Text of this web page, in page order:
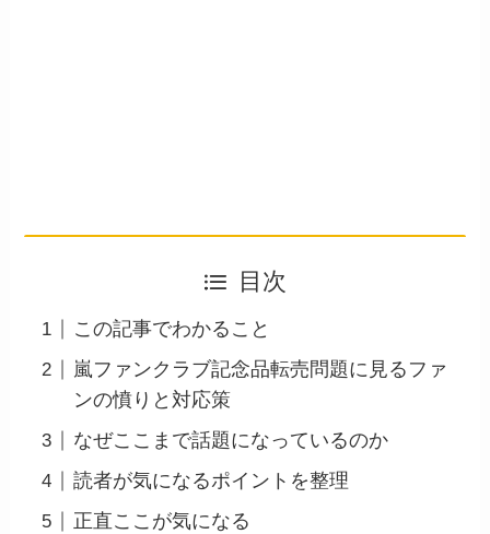
目次
この記事でわかること
嵐ファンクラブ記念品転売問題に見るファ
ンの憤りと対応策
なぜここまで話題になっているのか
読者が気になるポイントを整理
正直ここが気になる